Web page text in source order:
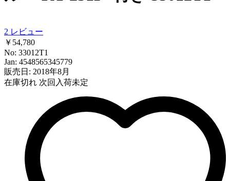
2 レビュー
￥54,780
No: 33012T1
Jan: 4548565345779
販売日: 2018年8月
在庫切れ 次回入荷未定